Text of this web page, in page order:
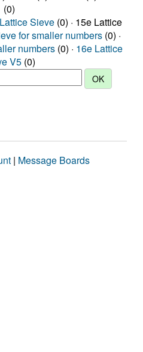
(0)
Sieve (0) · 15e Lattice
for smaller numbers (0) ·
numbers (0) · 16e Lattice
V5 (0)
| Message Boards